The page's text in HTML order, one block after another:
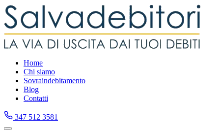
Home
Chi siamo
Sovraindebitamento
Blog
Contatti
347 512 3581